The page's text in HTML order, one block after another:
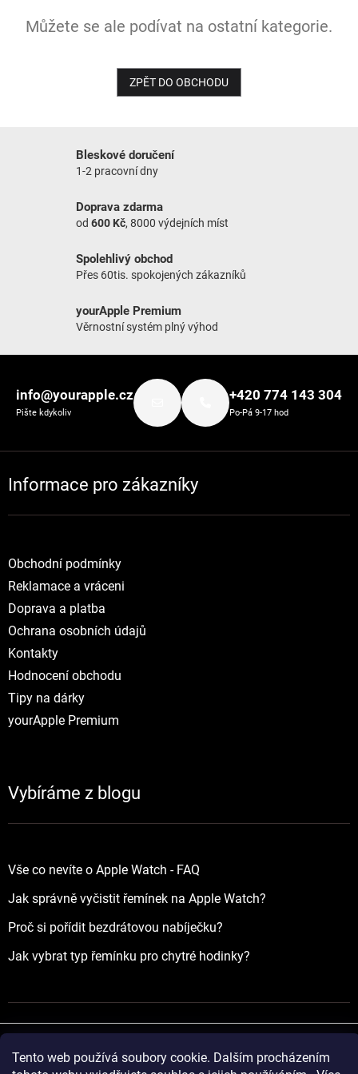
Tento web používá soubory cookie. Dalším procházením
NOVINKY
Můžete se ale podívat na ostatní kategorie.
ZPĚT DO OBCHODU
Bleskové doručení
1-2 pracovní dny
Doprava zdarma
od 600 Kč, 8000 výdejních míst
Spolehlivý obchod
Přes 60tis. spokojených zákazníků
yourApple Premium
Věrnostní systém plný výhod
info@yourapple.cz
Pište kdykoliv
+420 774 143 304
Po-Pá 9-17 hod
Informace pro zákazníky
Obchodní podmínky
Reklamace a vráceni
Doprava a platba
Ochrana osobních údajů
Kontakty
Hodnocení obchodu
Tipy na dárky
yourApple Premium
Vybíráme z blogu
Vše co nevíte o Apple Watch - FAQ
Jak správně vyčistit řemínek na Apple Watch?
Proč si pořídit bezdrátovou nabíječku?
Jak vybrat typ řemínku pro chytré hodinky?
Vytvořil Shoptet